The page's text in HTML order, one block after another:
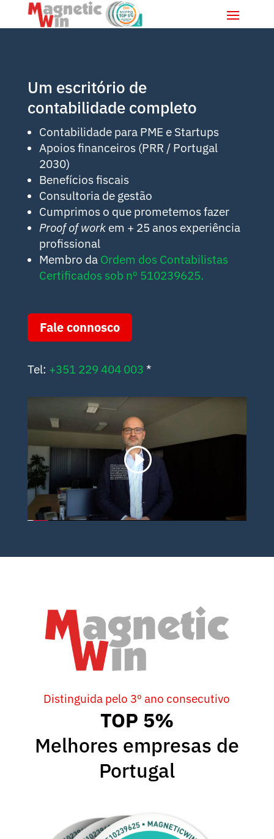
Um escritório de
contabilidade completo
Contabilidade para PME e Startups
Apoios financeiros (PRR / Portugal
2030)
Benefícios fiscais
Consultoria de gestão
Cumprimos o que prometemos fazer
Proof of work em + 25 anos experiência
profissional
Membro da Ordem dos Contabilistas
Certificados sob nº 510239625.
Fale connosco
Tel: +351 229 404 003 *
Distinguida pelo 3º ano consecutivo
TOP 5%
Melhores empresas de
Portugal